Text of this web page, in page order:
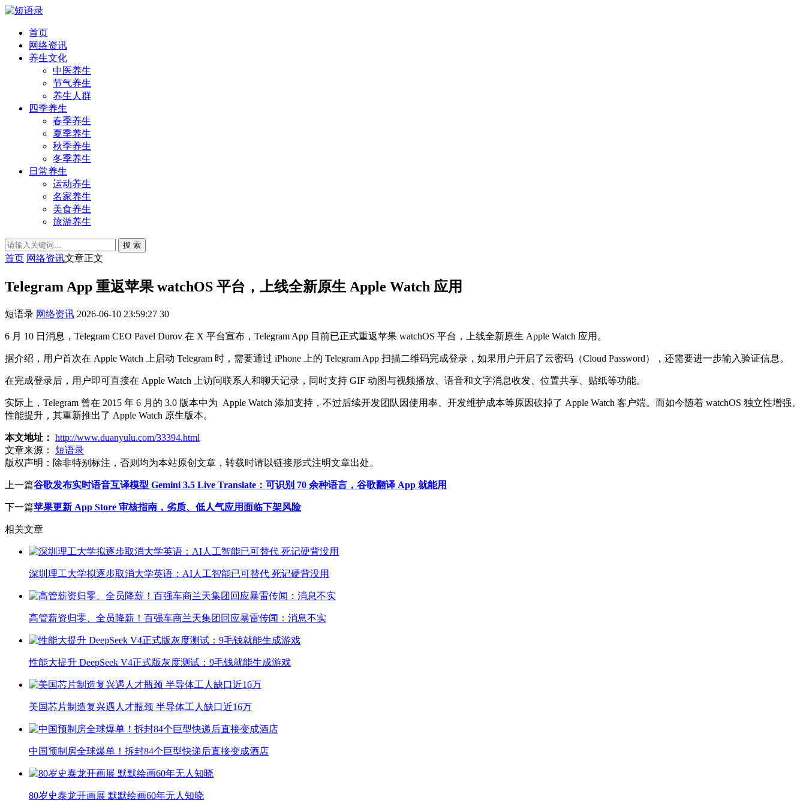
首页
网络资讯
养生文化
中医养生
节气养生
养生人群
四季养生
春季养生
夏季养生
秋季养生
冬季养生
日常养生
运动养生
名家养生
美食养生
旅游养生
搜 索
首页 网络资讯文章正文
Telegram App 重返苹果 watchOS 平台，上线全新原生 Apple Watch 应用
短语录 网络资讯 2026-06-10 23:59:27 30
6 月 10 日消息，Telegram CEO Pavel Durov 在 X 平台宣布，Telegram App 目前已正式重返苹果 watchOS 平台，上线全新原生 Apple Watch 应用。
据介绍，用户首次在 Apple Watch 上启动 Telegram 时，需要通过 iPhone 上的 Telegram App 扫描二维码完成登录，如果用户开启了云密码（Cloud Password），还需要进一步输入验证信息。
在完成登录后，用户即可直接在 Apple Watch 上访问联系人和聊天记录，同时支持 GIF 动图与视频播放、语音和文字消息收发、位置共享、贴纸等功能。
实际上，Telegram 曾在 2015 年 6 月的 3.0 版本中为 Apple Watch 添加支持，不过后续开发团队因使用率、开发维护成本等原因砍掉了 Apple Watch 客户端。而如今随着 watchOS 独立性增强、
性能提升，其重新推出了 Apple Watch 原生版本。
本文地址： http://www.duanyulu.com/33394.html
文章来源：
短语录
版权声明： 除非特别标注，否则均为本站原创文章，转载时请以链接形式注明文章出处。
上一篇谷歌发布实时语音互译模型 Gemini 3.5 Live Translate：可识别 70 余种语言，谷歌翻译 App 就能用
下一篇苹果更新 App Store 审核指南，劣质、低人气应用面临下架风险
相关文章
深圳理工大学拟逐步取消大学英语：AI人工智能已可替代 死记硬背没用
高管薪资归零、全员降薪！百强车商兰天集团回应暴雷传闻：消息不实
性能大提升 DeepSeek V4正式版灰度测试：9毛钱就能生成游戏
美国芯片制造复兴遇人才瓶颈 半导体工人缺口近16万
中国预制房全球爆单！拆封84个巨型快递后直接变成酒店
80岁史泰龙开画展 默默绘画60年无人知晓